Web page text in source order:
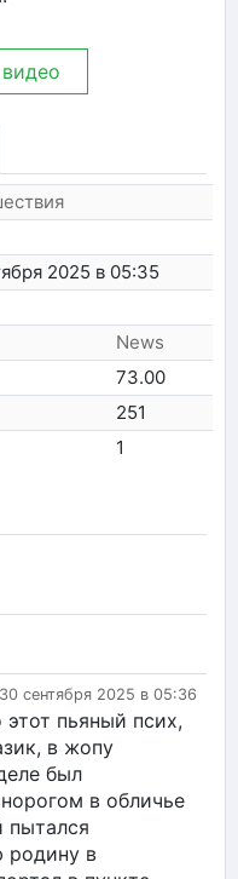
2025 в 05:35
News
73.00
251
1
30 сентября 2025 в 05:36
пьяный псих,
в жопу
был
в обличье
пытался
родину в